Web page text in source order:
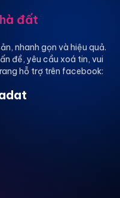
đất
nhanh gọn và hiệu quả.
đề, yêu cầu xoá tin, vui
hỗ trợ trên facebook: